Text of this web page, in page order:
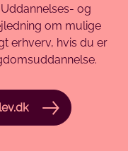
og
om mulige
erhverv, hvis du er